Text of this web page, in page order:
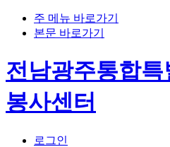
주 메뉴 바로가기
본문 바로가기
전남광주통합
봉사센터
로그인